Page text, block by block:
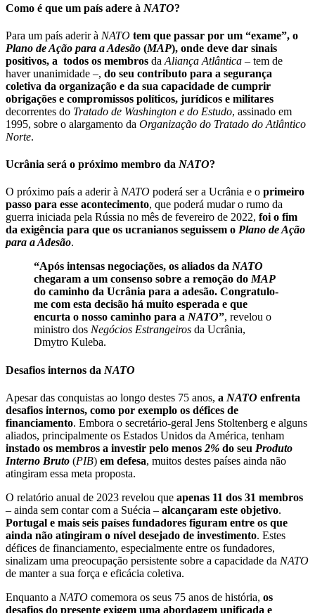
Como é que um país adere à NATO?
Para um país aderir à NATO tem que passar por um “exame”, o
Plano de Ação para a Adesão (MAP), onde deve dar sinais
positivos, a todos os membros da Aliança Atlântica – tem de
haver unanimidade –, do seu contributo para a segurança
coletiva da organização e da sua capacidade de cumprir
obrigações e compromissos políticos, jurídicos e militares
decorrentes do Tratado de Washington e do Estudo, assinado em
1995, sobre o alargamento da Organização do Tratado do Atlântico
Norte.
Ucrânia será o próximo membro da NATO?
O próximo país a aderir à NATO poderá ser a Ucrânia e o primeiro
passo para esse acontecimento, que poderá mudar o rumo da
guerra iniciada pela Rússia no mês de fevereiro de 2022, foi o fim
da exigência para que os ucranianos seguissem o Plano de Ação
para a Adesão.
“Após intensas negociações, os aliados da NATO
chegaram a um consenso sobre a remoção doMAP
do caminho da Ucrânia para a adesão. Congratulo-
me com esta decisão há muito esperada e que
encurta o nosso caminho para a NATO”, revelou o
ministro dos Negócios Estrangeiros da Ucrânia,
Dmytro Kuleba.
Desafios internos da NATO
Apesar das conquistas ao longo destes 75 anos, a NATO enfrenta
desafios internos, como por exemplo os défices de
financiamento. Embora o secretário-geral Jens Stoltenberg e alguns
aliados, principalmente os Estados Unidos da América, tenham
instado os membros a investir pelo menos 2% do seu Produto
Interno Bruto (PIB) em defesa, muitos destes países ainda não
atingiram essa meta proposta.
O relatório anual de 2023 revelou que apenas 11 dos 31 membros
– ainda sem contar com a Suécia – alcançaram este objetivo.
Portugal e mais seis países fundadores figuram entre os que
ainda não atingiram o nível desejado de investimento. Estes
défices de financiamento, especialmente entre os fundadores,
sinalizam uma preocupação persistente sobre a capacidade da NATO
de manter a sua força e eficácia coletiva.
Enquanto a NATO comemora os seus 75 anos de história, os
desafios do presente exigem uma abordagem unificada e